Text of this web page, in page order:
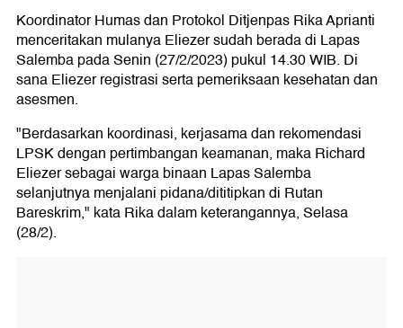
Koordinator Humas dan Protokol Ditjenpas Rika Aprianti
menceritakan mulanya Eliezer sudah berada di Lapas
Salemba pada Senin (27/2/2023) pukul 14.30 WIB. Di
sana Eliezer registrasi serta pemeriksaan kesehatan dan
asesmen.
"Berdasarkan koordinasi, kerjasama dan rekomendasi
LPSK dengan pertimbangan keamanan, maka Richard
Eliezer sebagai warga binaan Lapas Salemba
selanjutnya menjalani pidana/dititipkan di Rutan
Bareskrim," kata Rika dalam keterangannya, Selasa
(28/2).